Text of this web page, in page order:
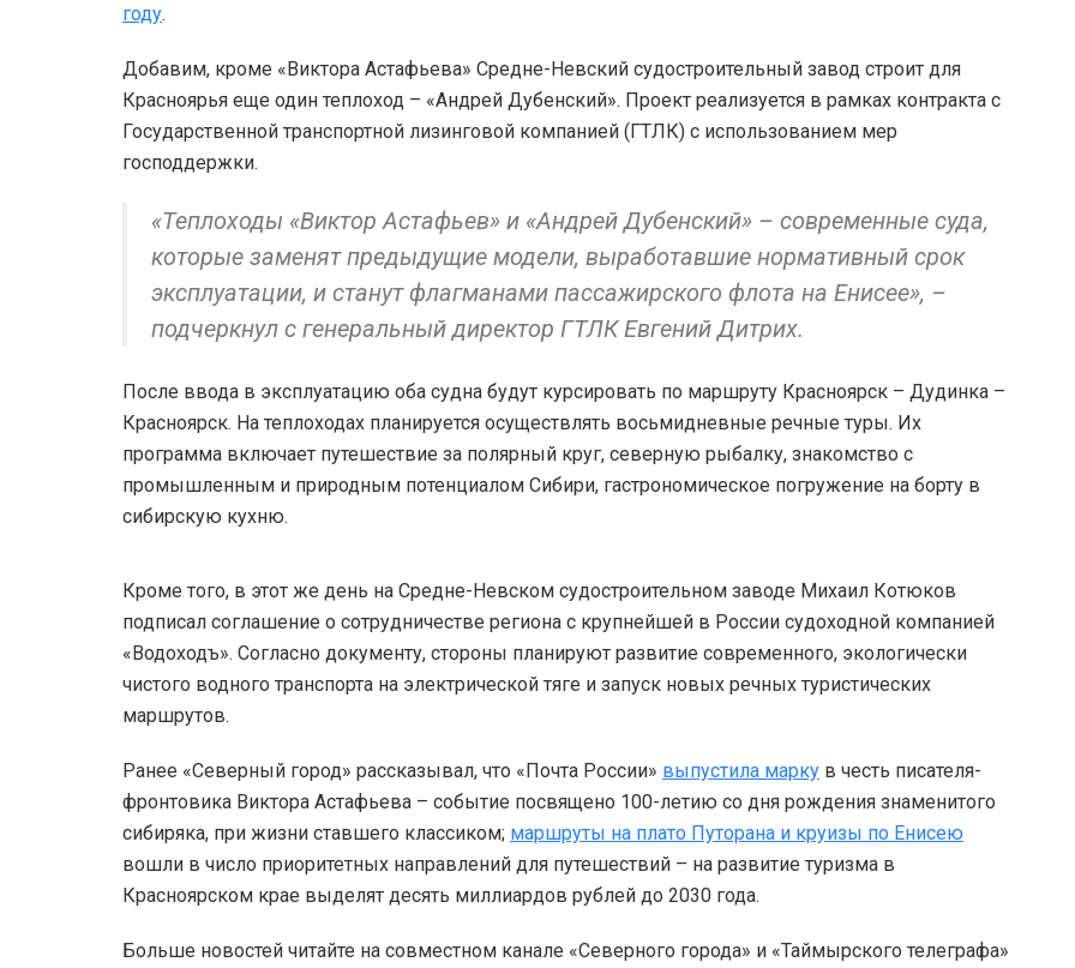
году.
Добавим, кроме «Виктора Астафьева» Средне-Невский судостроительный завод строит для
Красноярья еще один теплоход – «Андрей Дубенский». Проект реализуется в рамках контракта с
Государственной транспортной лизинговой компанией (ГТЛК) с использованием мер
господдержки.
«Теплоходы «Виктор Астафьев» и «Андрей Дубенский» – современные суда,
которые заменят предыдущие модели, выработавшие нормативный срок
эксплуатации, и станут флагманами пассажирского флота на Енисее», –
подчеркнул с генеральный директор ГТЛК Евгений Дитрих.
После ввода в эксплуатацию оба судна будут курсировать по маршруту Красноярск – Дудинка –
Красноярск. На теплоходах планируется осуществлять восьмидневные речные туры. Их
программа включает путешествие за полярный круг, северную рыбалку, знакомство с
промышленным и природным потенциалом Сибири, гастрономическое погружение на борту в
сибирскую кухню.
Кроме того, в этот же день на Средне-Невском судостроительном заводе Михаил Котюков
подписал соглашение о сотрудничестве региона с крупнейшей в России судоходной компанией
«Водоходъ». Согласно документу, стороны планируют развитие современного, экологически
чистого водного транспорта на электрической тяге и запуск новых речных туристических
маршрутов.
Ранее «Северный город» рассказывал, что «Почта России» выпустила марку в честь писателя-
фронтовика Виктора Астафьева – событие посвящено 100-летию со дня рождения знаменитого
сибиряка, при жизни ставшего классиком; маршруты на плато Путорана и круизы по Енисею
вошли в число приоритетных направлений для путешествий – на развитие туризма в
Красноярском крае выделят десять миллиардов рублей до 2030 года.
Больше новостей читайте на совместном канале «Северного города» и «Таймырского телеграфа»